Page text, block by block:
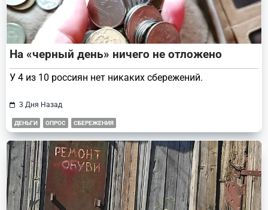
На «черный день» ничего не отложено
У 4 из 10 россиян нет никаких сбережений.
3 Дня Назад
ДЕНЬГИ ОПРОС СБЕРЕЖЕНИЯ